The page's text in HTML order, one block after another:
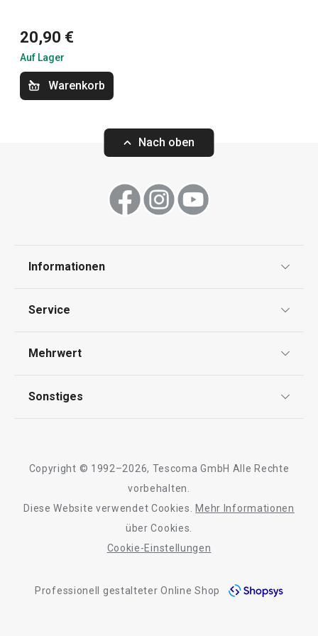
Backen
Essen
Küchenutensilien und Gadgets
Haushalt
Neuheiten
Set für halbgetauchte Kekse
DELÍCIA
Auf Lager
Servierbrett mit
ø 34 cm
Auf Lager
20,90 €
Auf Lager
Warenkorb
Nach oben
Informationen
Impressum
Service
Kontaktformular
Mehrwert
Qualität
Sonstiges
Barrierefreiheit
Copyright © 1992–2026, Tescoma GmbH Alle Rechte
vorbehalten.
Diese Website verwendet Cookies.
Mehr Informationen
über Cookies.
Cookie-Einstellungen
Professionell gestalteter Online Shop